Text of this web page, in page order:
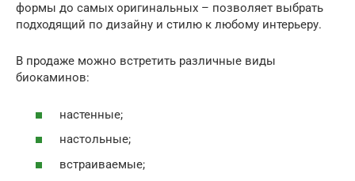
формы до самых оригинальных – позволяет выбрать
подходящий по дизайну и стилю к любому интерьеру.
В продаже можно встретить различные виды
биокаминов:
настенные;
настольные;
встраиваемые;